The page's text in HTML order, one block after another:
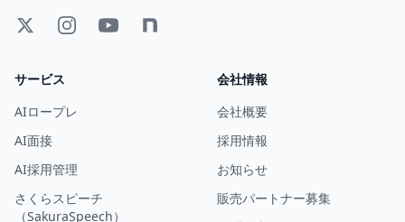
サービス
AIロープレ
AI面接
AI採用管理
さくらスピーチ
（SakuraSpeech）
会社情報
会社概要
採用情報
お知らせ
販売パートナー募集